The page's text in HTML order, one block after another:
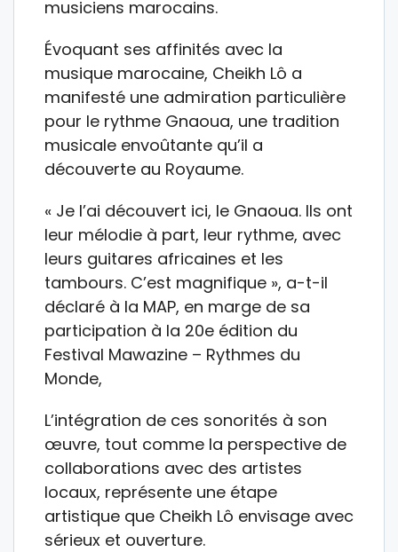
musiciens marocains.
Évoquant ses affinités avec la
musique marocaine, Cheikh Lô a
manifesté une admiration particulière
pour le rythme Gnaoua, une tradition
musicale envoûtante qu’il a
découverte au Royaume.
« Je l’ai découvert ici, le Gnaoua. Ils ont
leur mélodie à part, leur rythme, avec
leurs guitares africaines et les
tambours. C’est magnifique », a-t-il
déclaré à la MAP, en marge de sa
participation à la 20e édition du
Festival Mawazine – Rythmes du
Monde,
L’intégration de ces sonorités à son
œuvre, tout comme la perspective de
collaborations avec des artistes
locaux, représente une étape
artistique que Cheikh Lô envisage avec
sérieux et ouverture.